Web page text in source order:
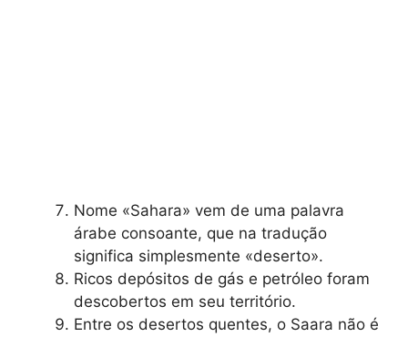
Nome «Sahara» vem de uma palavra
árabe consoante, que na tradução
significa simplesmente «deserto».
Ricos depósitos de gás e petróleo foram
descobertos em seu território.
Entre os desertos quentes, o Saara não é